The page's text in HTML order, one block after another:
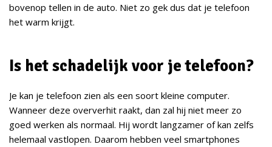
bovenop tellen in de auto. Niet zo gek dus dat je telefoon
het warm krijgt.
Is het schadelijk voor je telefoon?
Je kan je telefoon zien als een soort kleine computer.
Wanneer deze oververhit raakt, dan zal hij niet meer zo
goed werken als normaal. Hij wordt langzamer of kan zelfs
helemaal vastlopen. Daarom hebben veel smartphones